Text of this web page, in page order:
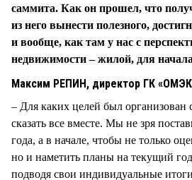
саммита. Как он прошел, что
из него вынести полезного,
и вообще, как там у нас с
недвижимости – жилой, для
Максим РЕПИН, директор ГК
– Для каких целей был
сказать все вместе. Мы не зря
года, а в начале, чтобы не только
но и наметить планы на текущий
подводя свои индивидуальные итоги